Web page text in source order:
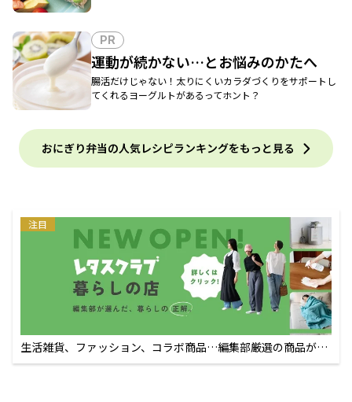
PR
運動が続かない…とお悩みのかたへ
腸活だけじゃない！太りにくいカラダづくりをサポートし
てくれるヨーグルトがあるってホント？
おにぎり弁当の人気レシピランキングをもっと見る
注目
生活雑貨、ファッション、コラボ商品…編集部厳選の商品が買
えるECサイト